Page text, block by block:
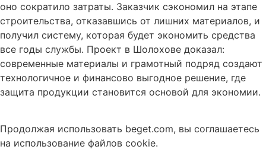
оно сократило затраты. Заказчик сэкономил на этапе
строительства, отказавшись от лишних материалов, и
получил систему, которая будет экономить средства
все годы службы. Проект в Шолохове доказал:
современные материалы и грамотный подряд создают
технологичное и финансово выгодное решение, где
защита продукции становится основой для экономии.
Продолжая использовать beget.com, вы соглашаетесь
на использование файлов cookie.